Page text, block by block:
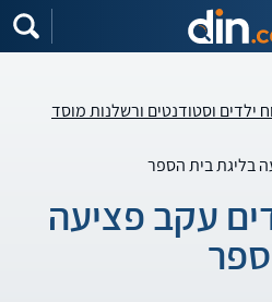
ילדים וסטודנטים ורשלנות מוסד
בליגת בית הספר
עקב פציעה